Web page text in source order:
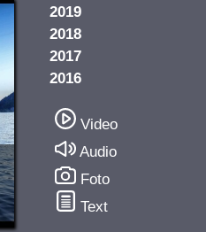
2019
2018
2017
2016
Video
Audio
Foto
Text